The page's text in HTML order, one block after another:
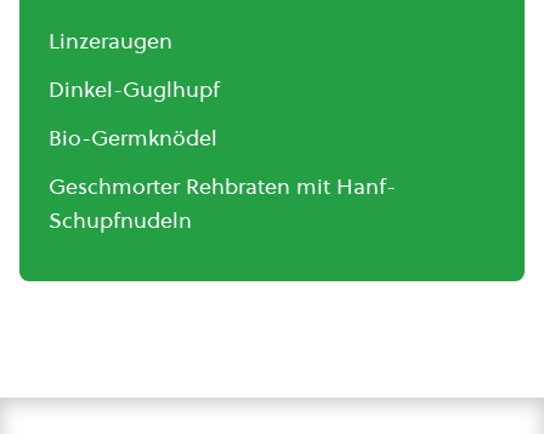
Linzeraugen
Dinkel-Guglhupf
Bio-Germknödel
Geschmorter Rehbraten mit Hanf-
Schupfnudeln